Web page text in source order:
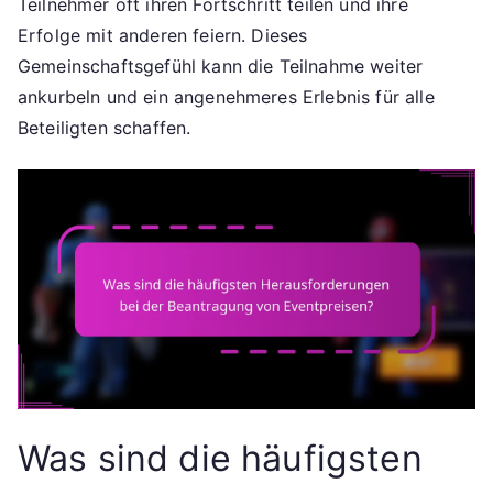
Teilnehmer oft ihren Fortschritt teilen und ihre
Erfolge mit anderen feiern. Dieses
Gemeinschaftsgefühl kann die Teilnahme weiter
ankurbeln und ein angenehmeres Erlebnis für alle
Beteiligten schaffen.
Was sind die häufigsten